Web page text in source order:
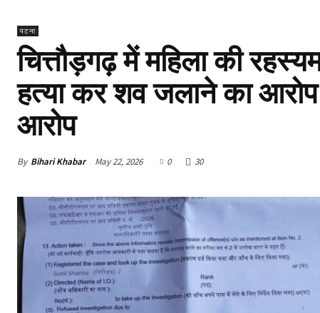
पटना
चित्तौड़गढ़ में महिला की
हत्या कर शव जलाने का आरोप,
आरोप
By Bihari Khabar May 22, 2026 0 30